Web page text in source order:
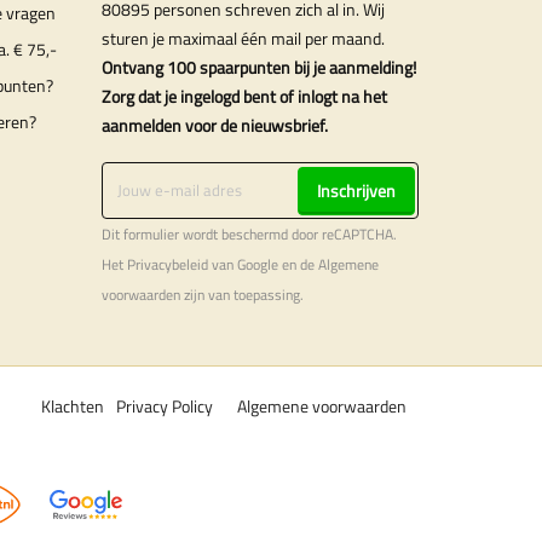
vragen
€ 75,-
80895 personen schreven zich al in. Wij
sturen je maximaal één mail per maand.
Ontvang 100 spaarpunten bij je aanmelding!
Zorg dat je ingelogd bent of inlogt na het
aanmelden voor de nieuwsbrief.
Inschrijven
Dit formulier wordt beschermd door reCAPTCHA.
Het Privacybeleidvan Google en deAlgemene
voorwaardenzijn van toepassing.
Algemene voorwaarden
Privacy Policy
Klachten